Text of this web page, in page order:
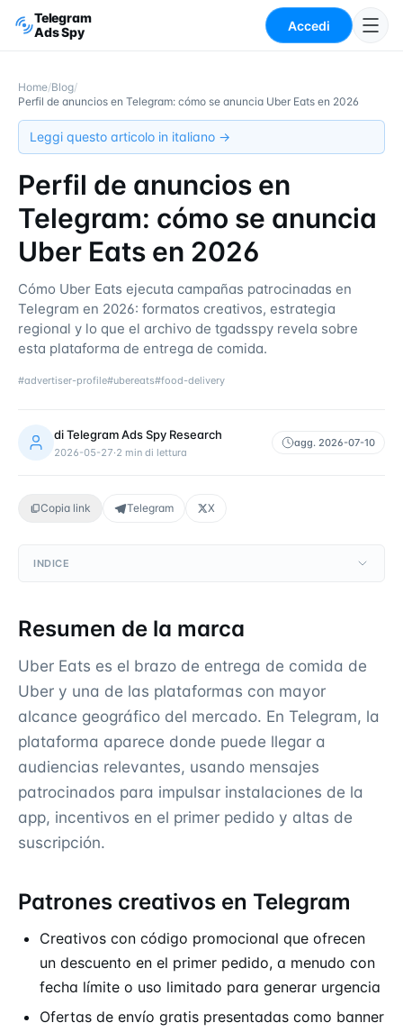
Telegram
Ads Spy
Accedi
Home/Blog/
Perfil de anuncios en Telegram: cómo se anuncia Uber Eats en 2026
Leggi questo articolo in italiano →
Perfil de anuncios en
Telegram: cómo se anuncia
Uber Eats en 2026
Cómo Uber Eats ejecuta campañas patrocinadas en
Telegram en 2026: formatos creativos, estrategia
regional y lo que el archivo de tgadsspy revela sobre
esta plataforma de entrega de comida.
#advertiser-profile#ubereats#food-delivery
diTelegram Ads Spy Research
2026-05-27·2 min di lettura
agg. 2026-07-10
Copia link Telegram X
INDICE
Resumen de la marca
Uber Eats es el brazo de entrega de comida de
Uber y una de las plataformas con mayor
alcance geográfico del mercado. En Telegram, la
plataforma aparece donde puede llegar a
audiencias relevantes, usando mensajes
patrocinados para impulsar instalaciones de la
app, incentivos en el primer pedido y altas de
suscripción.
Patrones creativos en Telegram
Creativos con código promocional que ofrecen
un descuento en el primer pedido, a menudo con
fecha límite o uso limitado para generar urgencia
Ofertas de envío gratis presentadas como banner